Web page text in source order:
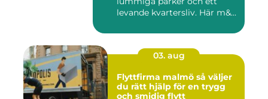
levande kvartersliv. Här m&...
03. aug
Flyttfirma malmö så väljer
du rätt hjälp för en trygg
och smidig flytt